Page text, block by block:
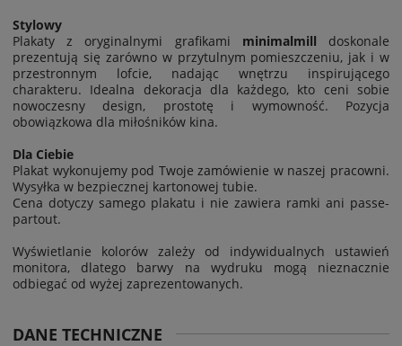
Stylowy
Plakaty z oryginalnymi grafikami minimalmill doskonale
prezentują się zarówno w przytulnym pomieszczeniu, jak i w
przestronnym lofcie, nadając wnętrzu inspirującego
charakteru. Idealna dekoracja dla każdego, kto ceni sobie
nowoczesny design, prostotę i wymowność. Pozycja
obowiązkowa dla miłośników kina.
Dla Ciebie
Plakat wykonujemy pod Twoje zamówienie w naszej pracowni.
Wysyłka w bezpiecznej kartonowej tubie.
Cena dotyczy samego plakatu i nie zawiera ramki ani passe-
partout.
Wyświetlanie kolorów zależy od indywidualnych ustawień
monitora, dlatego barwy na wydruku mogą nieznacznie
odbiegać od wyżej zaprezentowanych.
DANE TECHNICZNE